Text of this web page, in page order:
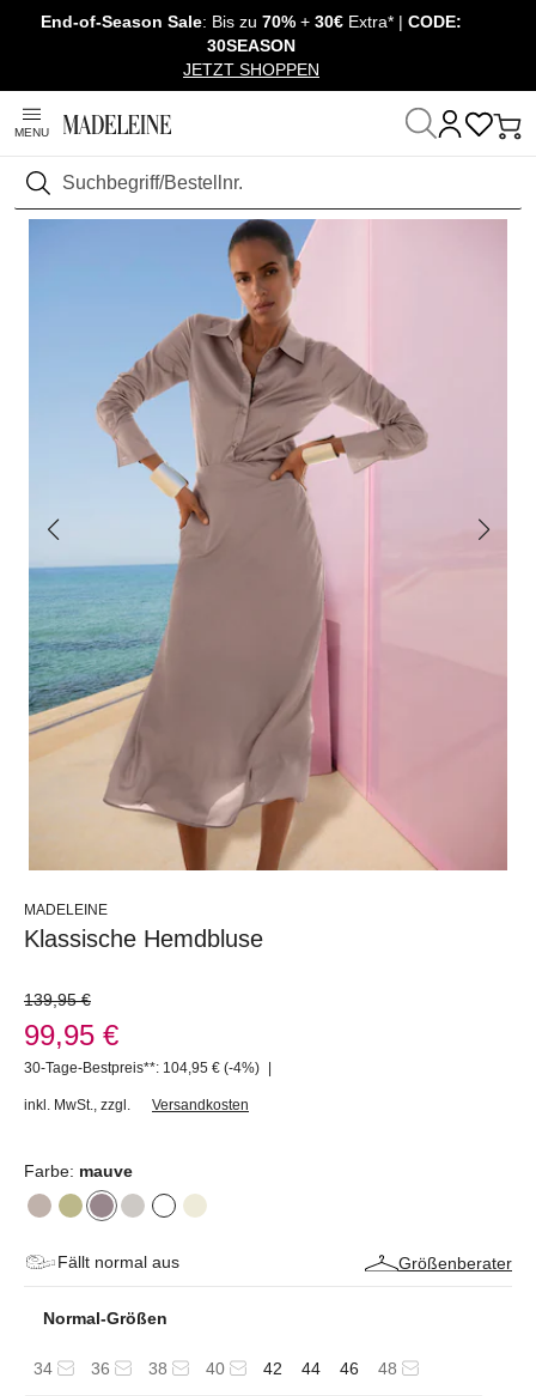
Navigation überspringen, direkt zum Inhalt
End-of-Season Sale: Bis zu 70% + 30€ Extra* | CODE:
30SEASON
JETZT SHOPPEN
MENU
Suchen
Startseite Mode Blusen & Hemden
MADELEINE
Klassische Hemdbluse
139,95 €
99,95 €
30-Tage-Bestpreis**: 104,95 € (-4%) |
inkl. MwSt. zzgl. Versandkosten
Farbe: mauve
Fällt normal aus Größenberater
Normal-Größen
34 36 38 40 42 44 46 48